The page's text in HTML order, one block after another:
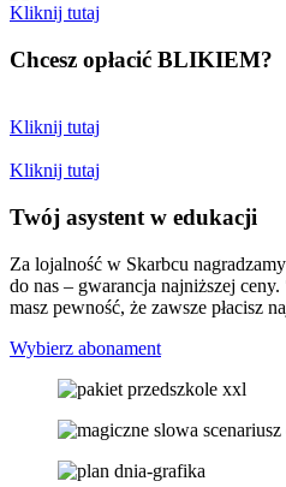
Kliknij tutaj
Chcesz opłacić BLIKIEM?
Kliknij tutaj
Kliknij tutaj
Twój asystent w edukacji
Za lojalność w Skarbcu
do nas – gwarancja najniższej ceny.
masz pewność, że zawsze płacisz
Wybierz abonament